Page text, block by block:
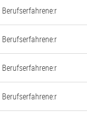
Berufserfahrene:r
Berufserfahrene:r
Berufserfahrene:r
Berufserfahrene:r